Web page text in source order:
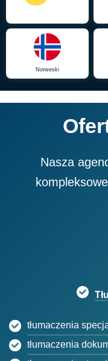
Norweski
Nasza
tłumaczenia
tłumaczenia